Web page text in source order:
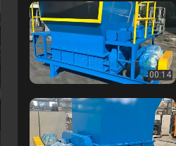
00:14